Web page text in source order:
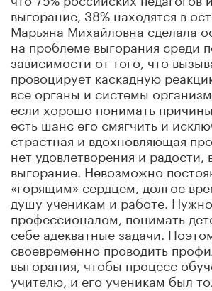
выгорание, 38% находятся в
Марьяна Михайловна сделала
на проблеме выгорания среди
зависимости от того, что
провоцирует каскадную
все органы и системы
если хорошо понимать
есть шанс его смягчить и
страстная и вдохновляющая
нет удовлетворения и радости,
выгорание. Невозможно
«горящим» сердцем, долгое
душу ученикам и работе.
профессионалом, понимать
себе адекватные задачи.
своевременно проводить
выгорания, чтобы процесс
учителю, и его ученикам был